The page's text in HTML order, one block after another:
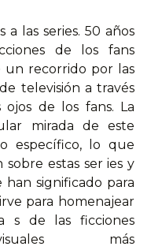
a las series. 50 años
de los fans
un recorrido por las
televisión a través
ojos de los fans. La
mirada de este
específico, lo que
sobre estas ser ies y
han significado para
para homenajear
s de las ficciones
más